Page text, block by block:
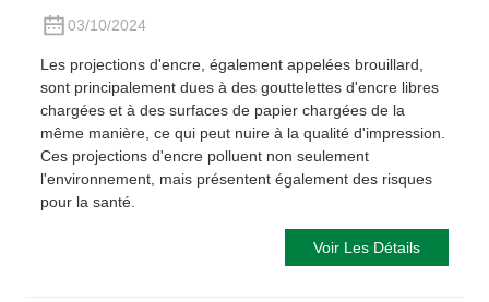
03/10/2024
Les projections d'encre, également appelées brouillard,
sont principalement dues à des gouttelettes d'encre libres
chargées et à des surfaces de papier chargées de la
même manière, ce qui peut nuire à la qualité d'impression.
Ces projections d'encre polluent non seulement
l'environnement, mais présentent également des risques
pour la santé.
Voir Les Détails